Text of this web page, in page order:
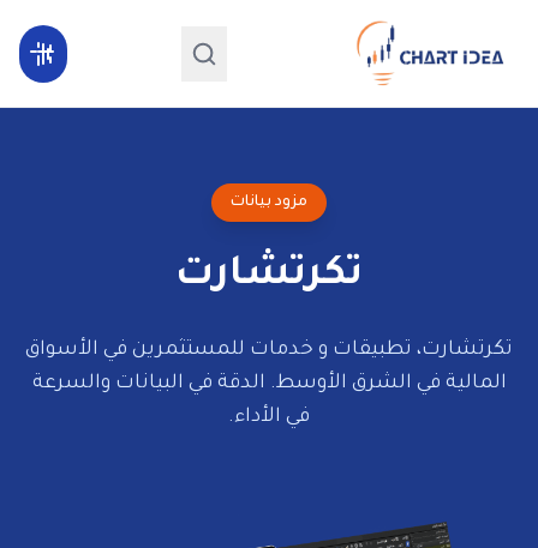
مزود بيانات
تكرتشارت
تكرتشارت، تطبيقات و خدمات للمستثمرين في الأسواق
المالية في الشرق الأوسط. الدقة في البيانات والسرعة
في الأداء.